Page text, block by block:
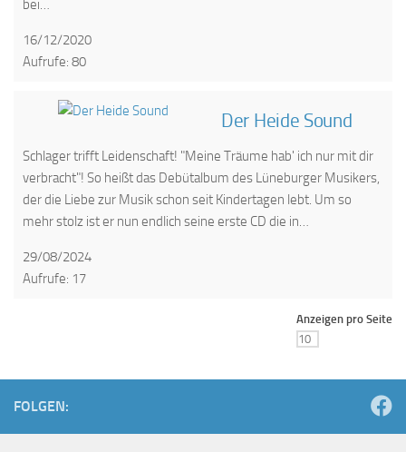
bei…
16/12/2020
Aufrufe: 80
Der Heide Sound
Schlager trifft Leidenschaft! "Meine Träume hab' ich nur mit dir
verbracht"! So heißt das Debütalbum des Lüneburger Musikers,
der die Liebe zur Musik schon seit Kindertagen lebt. Um so
mehr stolz ist er nun endlich seine erste CD die in…
29/08/2024
Aufrufe: 17
Anzeigen pro Seite
FOLGEN: